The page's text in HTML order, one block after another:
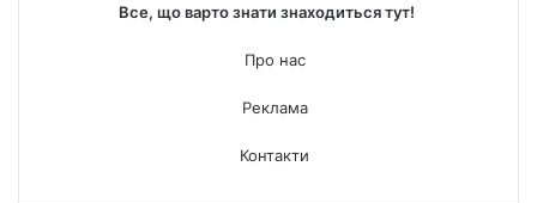
Все, що варто знати знаходиться тут!
Про нас
Реклама
Контакти